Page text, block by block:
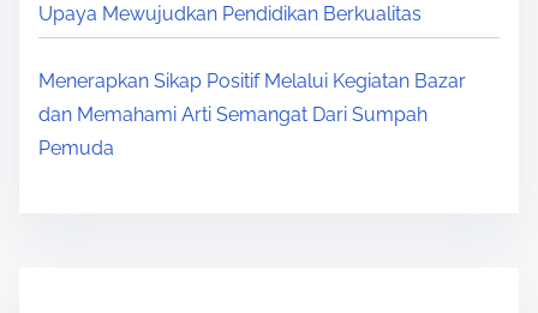
Upaya Mewujudkan Pendidikan Berkualitas
Menerapkan Sikap Positif Melalui Kegiatan Bazar
dan Memahami Arti Semangat Dari Sumpah
Pemuda